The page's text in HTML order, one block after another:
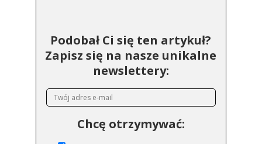
Podobał Ci się ten artykuł?
Zapisz się na nasze unikalne
newslettery:
Chcę otrzymywać: